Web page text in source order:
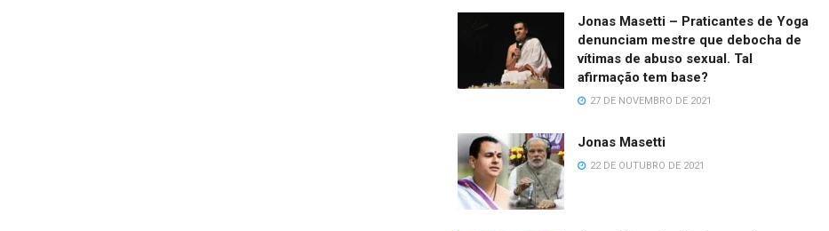
Jonas Masetti – Praticantes de Yoga
denunciam mestre que debocha de
vítimas de abuso sexual. Tal
afirmação tem base?
27 DE NOVEMBRO DE 2021
Jonas Masetti
22 DE OUTUBRO DE 2021